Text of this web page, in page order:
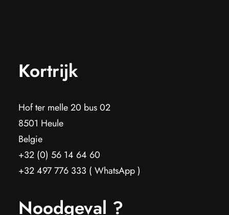
Kortrijk
Hof ter melle 20 bus 02
8501 Heule
Belgie
+32 (0) 56 14 64 60
+32 497 776 333 ( WhatsApp )
Noodgeval ?